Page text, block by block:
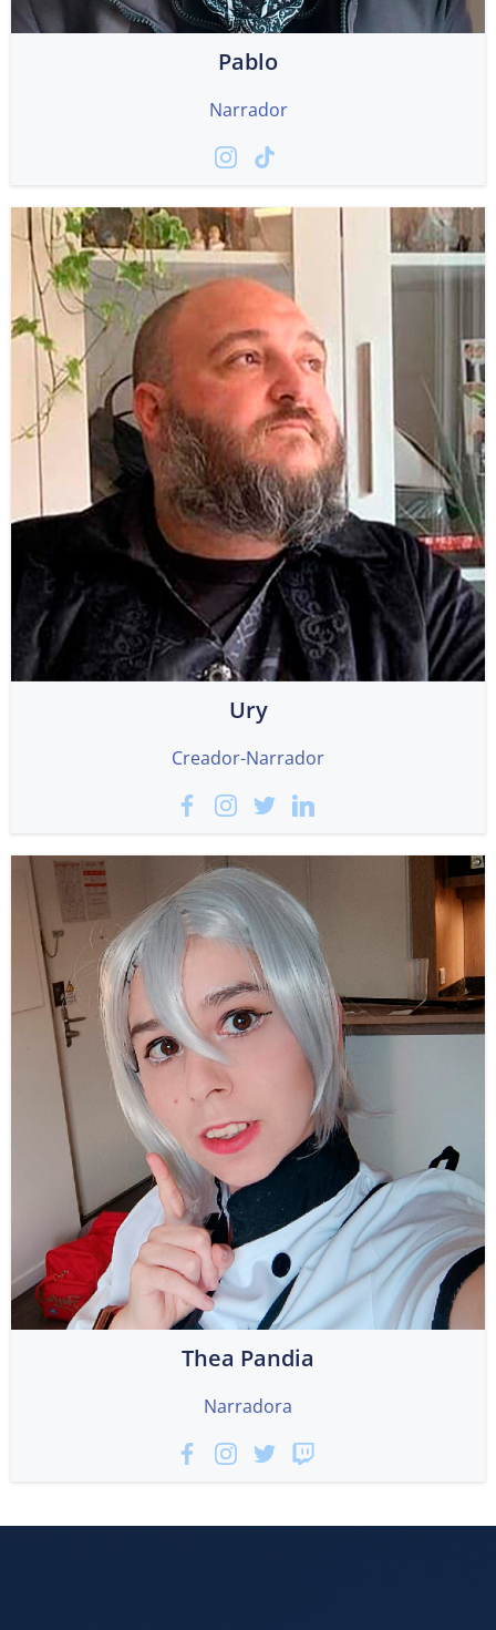
Pablo
Narrador
Ury
Creador-Narrador
Thea Pandia
Narradora